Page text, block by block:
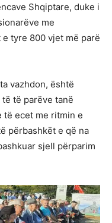
Shqiptare, duke i
me
tyre 800 vjet më parë
vazhdon, është
të parëve tanë
të ecet me ritmin e
përbashkët e që na
sjell përparim